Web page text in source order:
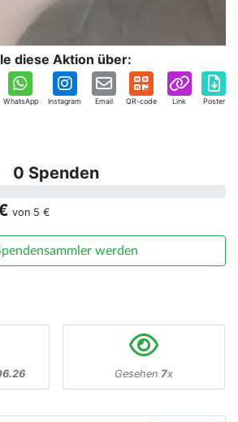
diese Aktion über:
WhatsApp Instagram Email QR-code Link Poster
0 Spenden
von 5 €
werden
Gesehen 7x